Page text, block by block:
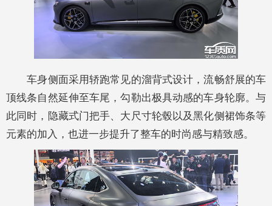
车身侧面采用轿跑常见的溜背式设计，流畅舒展的车
顶线条自然延伸至车尾，勾勒出极具动感的车身轮廓。与
此同时，隐藏式门把手、大尺寸轮毂以及黑化侧裙饰条等
元素的加入，也进一步提升了整车的时尚感与精致感。